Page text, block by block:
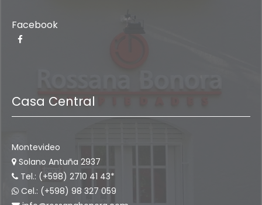
Facebook
Casa Central
Montevideo
Solano Antuña 2937
Tel.: (+598) 2710 41 43*
Cel.: (+598) 98 327 059